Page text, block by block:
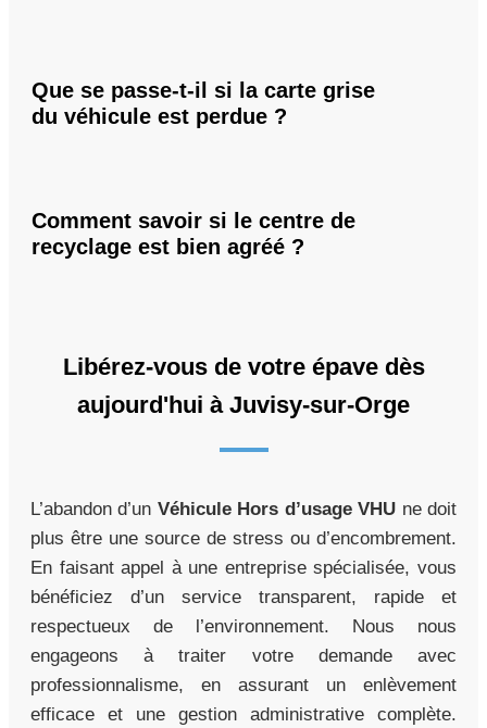
Que se passe-t-il si la carte grise
du véhicule est perdue ?
Comment savoir si le centre de
recyclage est bien agréé ?
Libérez-vous de votre épave dès
aujourd'hui à Juvisy-sur-Orge
L’abandon d’un Véhicule Hors d’usage VHU ne doit
plus être une source de stress ou d’encombrement.
En faisant appel à une entreprise spécialisée, vous
bénéficiez d’un service transparent, rapide et
respectueux de l’environnement. Nous nous
engageons à traiter votre demande avec
professionnalisme, en assurant un enlèvement
efficace et une gestion administrative complète.